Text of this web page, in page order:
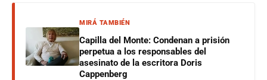
MIRÁ TAMBIÉN
Capilla del Monte: Condenan a prisión
perpetua a los responsables del
asesinato de la escritora Doris
Cappenberg